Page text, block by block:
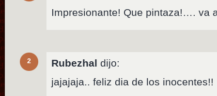
Impresionante! Que pintaza!…. va
2 Rubezhal dijo:
jajajaja.. feliz dia de los inocentes!!